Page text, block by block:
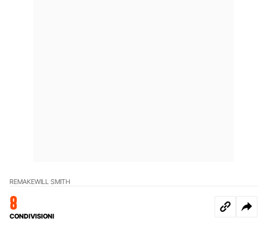
REMAKEWILL SMITH
8
CONDIVISIONI